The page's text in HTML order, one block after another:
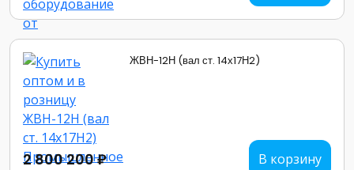
ЖВН-12Н (вал ст. 14х17Н2)
2 800 200 ₽ В корзину